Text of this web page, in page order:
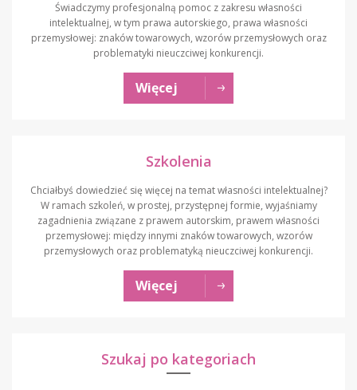
Świadczymy profesjonalną pomoc z zakresu własności
intelektualnej, w tym prawa autorskiego, prawa własności
przemysłowej: znaków towarowych, wzorów przemysłowych oraz
problematyki nieuczciwej konkurencji.
Więcej
Szkolenia
Chciałbyś dowiedzieć się więcej na temat własności intelektualnej?
W ramach szkoleń, w prostej, przystępnej formie, wyjaśniamy
zagadnienia związane z prawem autorskim, prawem własności
przemysłowej: między innymi znaków towarowych, wzorów
przemysłowych oraz problematyką nieuczciwej konkurencji.
Więcej
Szukaj po kategoriach